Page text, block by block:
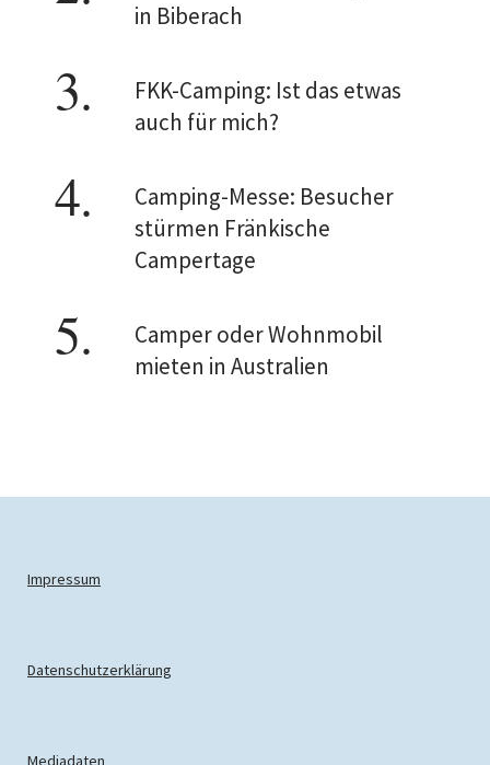
in Biberach
FKK-Camping: Ist das etwas
auch für mich?
Camping-Messe: Besucher
stürmen Fränkische
Campertage
Camper oder Wohnmobil
mieten in Australien
Impressum
Datenschutzerklärung
Mediadaten